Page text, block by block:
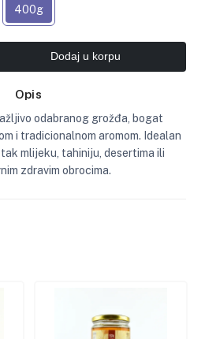
400g
Dodaj u korpu
Opis
odabranog grožđa, bogat
i tradicionalnom aromom. Idealan
mlijeku, tahiniju, desertima ili
zdravim obrocima.